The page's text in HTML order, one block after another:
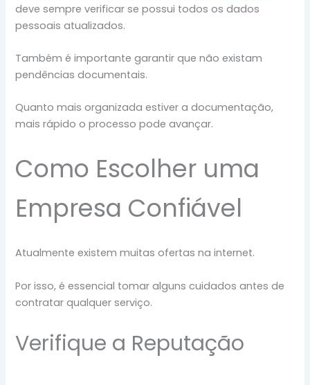
deve sempre verificar se possui todos os dados
pessoais atualizados.
Também é importante garantir que não existam
pendências documentais.
Quanto mais organizada estiver a documentação,
mais rápido o processo pode avançar.
Como Escolher uma
Empresa Confiável
Atualmente existem muitas ofertas na internet.
Por isso, é essencial tomar alguns cuidados antes de
contratar qualquer serviço.
Verifique a Reputação